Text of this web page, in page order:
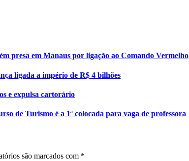
presa em Manaus por ligação ao Comando Vermelho
ligada a império de R$ 4 bilhões
e expulsa cartorário
de Turismo é a 1ª colocada para vaga de professora
são marcados com *